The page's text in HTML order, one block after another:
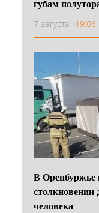
губам
7 августа 19:06
В Оренбуржье
столкновении
человека